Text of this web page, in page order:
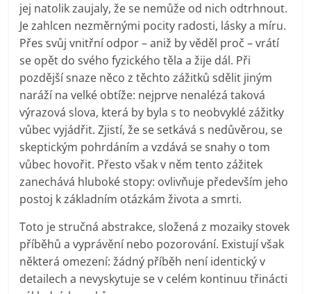
jej natolik zaujaly, že se nemůže od nich odtrhnout.
Je zahlcen nezměrnými pocity radosti, lásky a míru.
Přes svůj vnitřní odpor – aniž by věděl proč – vrátí
se opět do svého fyzického těla a žije dál. Při
pozdější snaze něco z těchto zážitků sdělit jiným
naráží na velké obtíže: nejprve nenalézá taková
výrazová slova, která by byla s to neobvyklé zážitky
vůbec vyjádřit. Zjistí, že se setkává s nedůvěrou, se
skeptickým pohrdáním a vzdává se snahy o tom
vůbec hovořit. Přesto však v něm tento zážitek
zanechává hluboké stopy: ovlivňuje především jeho
postoj k základním otázkám života a smrti.
Toto je stručná abstrakce, složená z mozaiky stovek
příběhů a vyprávění nebo pozorování. Existují však
některá omezení: žádný příběh není identický v
detailech a nevyskytuje se v celém kontinuu třinácti